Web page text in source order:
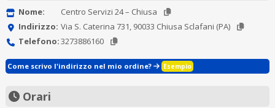
Nome:
Centro Servizi 24 – Chiusa
Indirizzo: Via S. Caterina 731, 90033 Chiusa Sclafani (PA)
Telefono:3273886160
Come scrivo l'indirizzo nel mio ordine? Esempio
Orari